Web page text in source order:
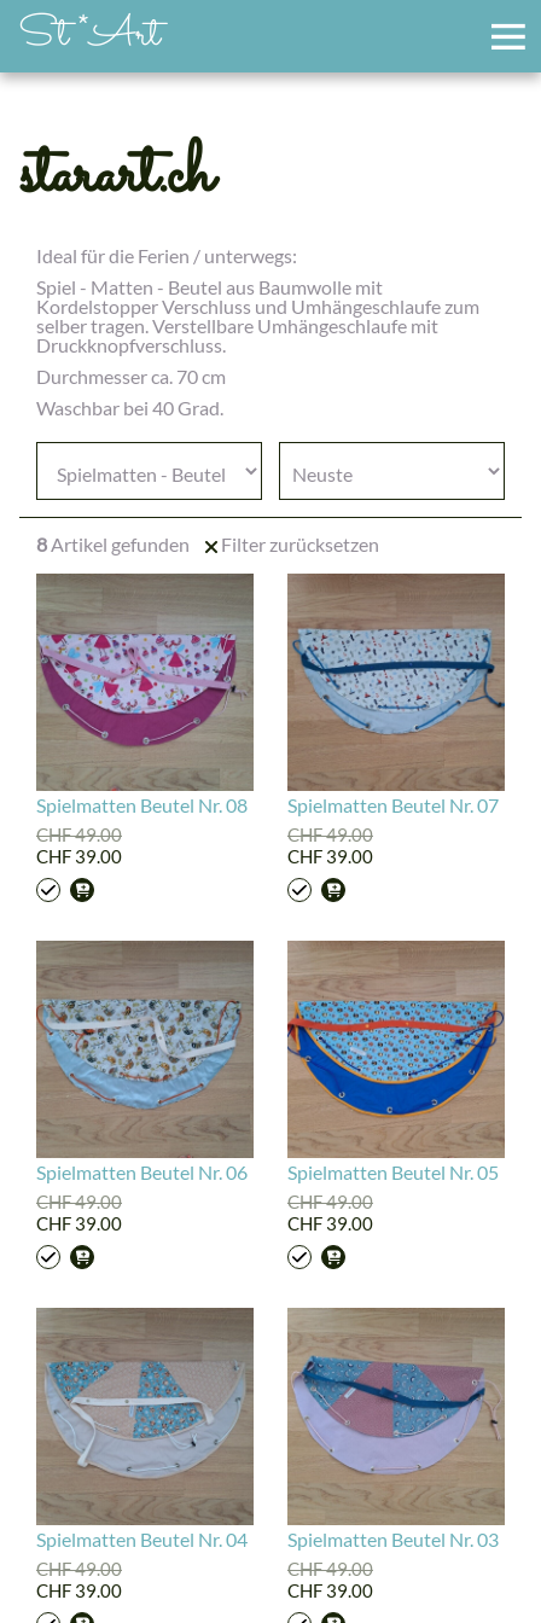
St *Art
starart.ch
Ideal für die Ferien / unterwegs:
Spiel - Matten - Beutel aus Baumwolle mit
Kordelstopper Verschluss und Umhängeschlaufe zum
selber tragen. Verstellbare Umhängeschlaufe mit
Druckknopfverschluss.
Durchmesser ca. 70 cm
Waschbar bei 40 Grad.
8Artikel gefunden Filter zurücksetzen
Spielmatten Beutel Nr. 08
CHF 49.00
CHF 39.00
Spielmatten Beutel Nr. 07
CHF 49.00
CHF 39.00
Spielmatten Beutel Nr. 06
CHF 49.00
CHF 39.00
Spielmatten Beutel Nr. 05
CHF 49.00
CHF 39.00
Spielmatten Beutel Nr. 04
CHF 49.00
CHF 39.00
Spielmatten Beutel Nr. 03
CHF 49.00
CHF 39.00